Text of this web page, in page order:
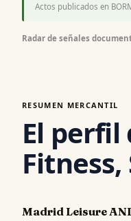
Actos publicados en
Radar de señales
RESUMEN MERCANTIL
El perfil
Madrid Leisure